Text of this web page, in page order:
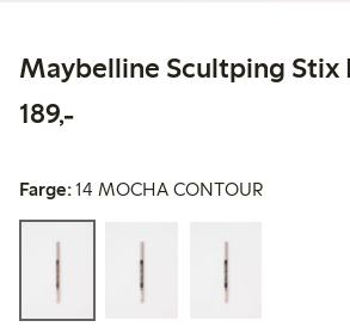
Maybelline Scultping Stix
189,-189,00 kr
Farge:14 MOCHA CONTOUR